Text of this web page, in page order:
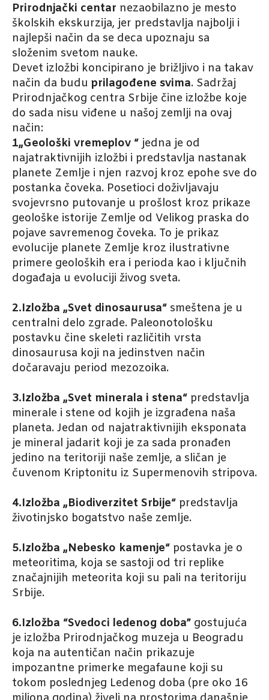
Prirodnjački centar nezaobilazno je mesto
školskih ekskurzija, jer predstavlja najbolji i
najlepši način da se deca upoznaju sa
složenim svetom nauke.
Devet izložbi koncipirano je brižljivo i na takav
način da budu prilagođene svima. Sadržaj
Prirodnjačkog centra Srbije čine izložbe koje
do sada nisu viđene u našoj zemlji na ovaj
način:
1„Geološki vremeplov “ jedna je od
najatraktivnijih izložbi i predstavlja nastanak
planete Zemlje i njen razvoj kroz epohe sve do
postanka čoveka. Posetioci doživljavaju
svojevrsno putovanje u prošlost kroz prikaze
geološke istorije Zemlje od Velikog praska do
pojave savremenog čoveka. To je prikaz
evolucije planete Zemlje kroz ilustrativne
primere geoloških era i perioda kao i ključnih
događaja u evoluciji živog sveta.
2.Izložba „Svet dinosaurusa“ smeštena je u
centralni delo zgrade. Paleonotološku
postavku čine skeleti različitih vrsta
dinosaurusa koji na jedinstven način
dočaravaju period mezozoika.
3.Izložba „Svet minerala i stena“ predstavlja
minerale i stene od kojih je izgrađena naša
planeta. Jedan od najatraktivnijih eksponata
je mineral jadarit koji je za sada pronađen
jedino na teritoriji naše zemlje, a sličan je
čuvenom Kriptonitu iz Supermenovih stripova.
4.Izložba „Biodiverzitet Srbije“ predstavlja
životinjsko bogatstvo naše zemlje.
5.Izložba „Nebesko kamenje“ postavka je o
meteoritima, koja se sastoji od tri replike
značajnijih meteorita koji su pali na teritoriju
Srbije.
6.Izložba “Svedoci ledenog doba” gostujuća
je izložba Prirodnjačkog muzeja u Beogradu
koja na autentičan način prikazuje
impozantne primerke megafaune koji su
tokom poslednjeg Ledenog doba (pre oko 16